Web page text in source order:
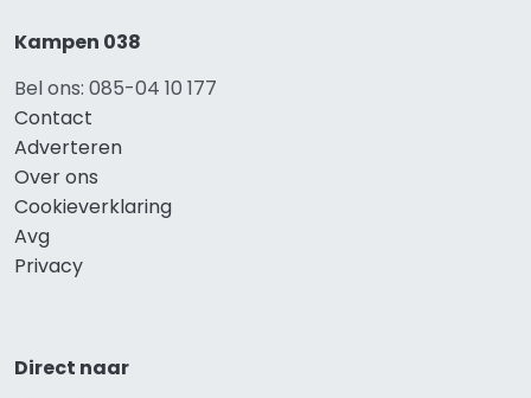
Kampen 038
Bel ons: 085-04 10 177
Contact
Adverteren
Over ons
Cookieverklaring
Avg
Privacy
Direct naar